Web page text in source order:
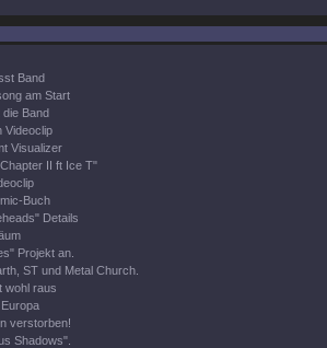
Band
am Start
Band
Videoclip
Visualizer
II ft Ice T"
Buch
Details
Projekt an.
ST und Metal Church.
wohl raus
verstorben!
Shadows".